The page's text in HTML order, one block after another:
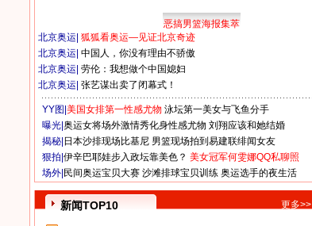
恶搞男篮海报集萃
北京奥运 狐狐看奥运—见证北京奇迹
北京奥运 中国人，你没有理由不骄傲
北京奥运 劳伦：我想做个中国媳妇
北京奥运 张艺谋出卖了闭幕式！
YY图| 美国女排第一性感尤物 泳坛第一美女与飞鱼分手
曝光| 奥运女将场外激情秀化身性感尤物 刘翔应该和她结婚
揭秘| 日本沙排现场比基尼 男篮现场拍到易建联绯闻女友
狠拍| 伊辛巴耶娃步入政坛靠美色？ 美女冠军何雯娜QQ私聊照
场外| 民间奥运宝贝大赛 沙滩排球宝贝训练 奥运选手的夜生活
新闻TOP10 更多>>